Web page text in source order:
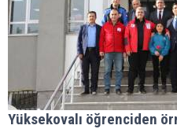
Yüksekovalı öğrenciden